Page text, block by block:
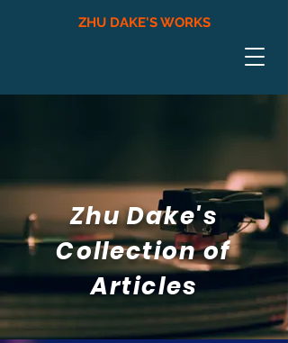
ZHU DAKE'S WORKS
Zhu Dake's
Collection of
Articles